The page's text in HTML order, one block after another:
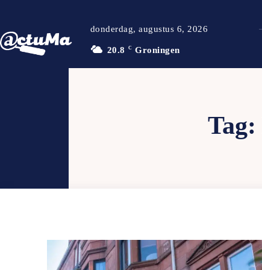
donderdag, augustus 6, 2026
20.8 C Groningen
Tag: